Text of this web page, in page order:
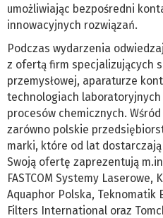
umożliwiając bezpośredni
innowacyjnych rozwiązań.
Podczas wydarzenia
z ofertą firm specjalizujących
przemysłowej, aparaturze
technologiach
procesów chemicznych.
zarówno polskie
marki, które od lat
Swoją ofertę zaprezentują
FASTCOM Systemy
Aquaphor Polska, Teknomatik
Filters International oraz